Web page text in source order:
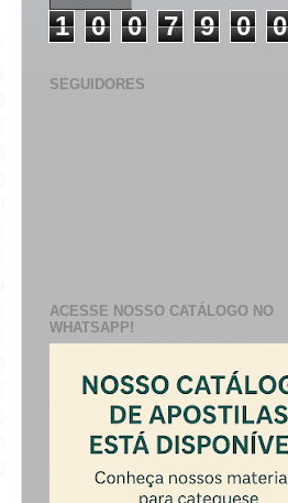
1 0 0 7 9 0 0
SEGUIDORES
ACESSE NOSSO CATÁLOGO NO
WHATSAPP!